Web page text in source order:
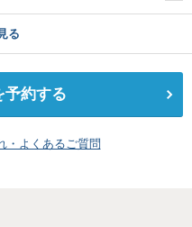
る
予約する
・よくあるご質問